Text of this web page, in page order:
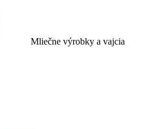
Mliečne výrobky a vajcia